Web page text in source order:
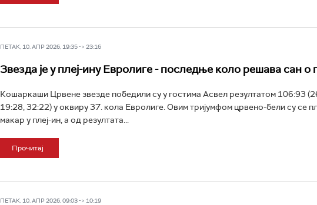
ПЕТАК, 10. АПР 2026, 19:35 -> 23:16
Звезда је у плеј-ину Евролиге - последње коло решава сан о
Кошаркаши Црвене звезде победили су у гостима Асвел резултатом 106:93
19:28, 32:22) у оквиру 37. кола Евролиге. Овим тријумфом црвено-бели су се
макар у плеј-ин, а од резултата...
Прочитај
ПЕТАК, 10. АПР 2026, 09:03 -> 10:19